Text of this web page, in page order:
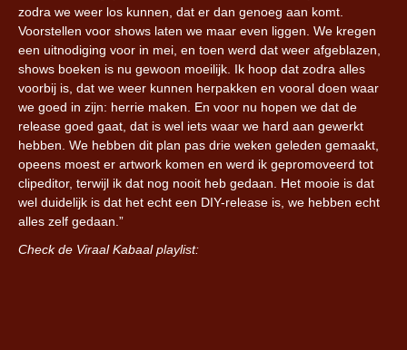
zodra we weer los kunnen, dat er dan genoeg aan komt.
Voorstellen voor shows laten we maar even liggen. We kregen
een uitnodiging voor in mei, en toen werd dat weer afgeblazen,
shows boeken is nu gewoon moeilijk. Ik hoop dat zodra alles
voorbij is, dat we weer kunnen herpakken en vooral doen waar
we goed in zijn: herrie maken. En voor nu hopen we dat de
release goed gaat, dat is wel iets waar we hard aan gewerkt
hebben. We hebben dit plan pas drie weken geleden gemaakt,
opeens moest er artwork komen en werd ik gepromoveerd tot
clipeditor, terwijl ik dat nog nooit heb gedaan. Het mooie is dat
wel duidelijk is dat het echt een DIY-release is, we hebben echt
alles zelf gedaan.”
Check de Viraal Kabaal playlist: